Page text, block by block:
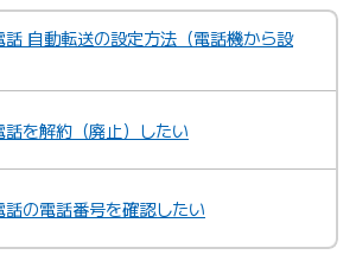
自動転送の設定方法（電話機から設
を解約（廃止）したい
の電話番号を確認したい